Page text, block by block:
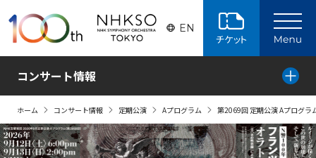
EN
コンサート情報
ホーム コンサート情報 定期公演 Aプログラム 第2069回 定期公演 Aプログラ